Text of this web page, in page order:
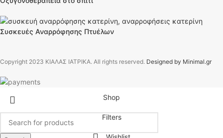
Συσκευές Αναρρόφησης Πτυέλων
Copyright 2023 ΚΙΑΛΑΣ ΙΑΤΡΙΚΑ. All rights reserved. Designed by Minimal.gr
Shop
Filters